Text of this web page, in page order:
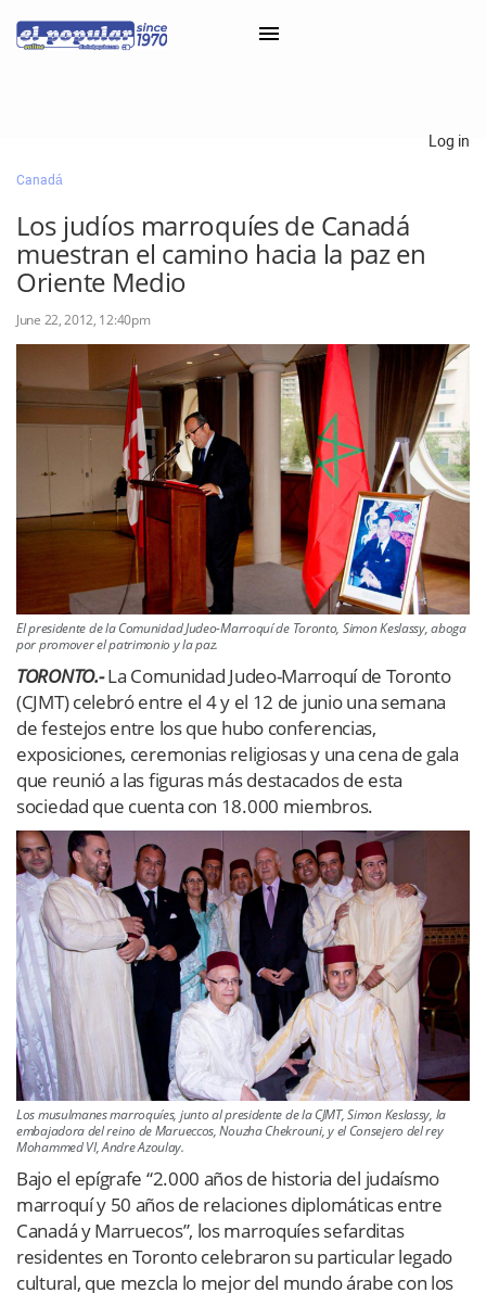
Classifieds
Categorías
Iniciar sesión con Clascal
×
Log in
Canadá
Los judíos marroquíes de Canadá
muestran el camino hacia la paz en
Oriente Medio
June 22, 2012, 12:40pm
El presidente de la Comunidad Judeo-Marroquí de Toronto, Simon Keslassy, aboga
por promover el patrimonio y la paz.
TORONTO.-La Comunidad Judeo-Marroquí de Toronto
(CJMT) celebró entre el 4 y el 12 de junio una semana
de festejos entre los que hubo conferencias,
exposiciones, ceremonias religiosas y una cena de gala
que reunió a las figuras más destacados de esta
sociedad que cuenta con 18.000 miembros.
Los musulmanes marroquíes, junto al presidente de la CJMT, Simon Keslassy, la
embajadora del reino de Marueccos, Nouzha Chekrouni, y el Consejero del rey
Mohammed VI, Andre Azoulay.
Bajo el epígrafe “2.000 años de historia del judaísmo
marroquí y 50 años de relaciones diplomáticas entre
Canadá y Marruecos”, los marroquíes sefarditas
residentes en Toronto celebraron su particular legado
cultural, que mezcla lo mejor del mundo árabe con los